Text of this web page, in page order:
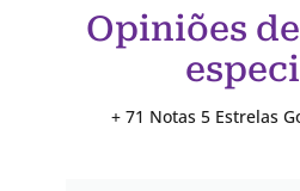
Opiniões
+ 71 Notas 5 Estrelas